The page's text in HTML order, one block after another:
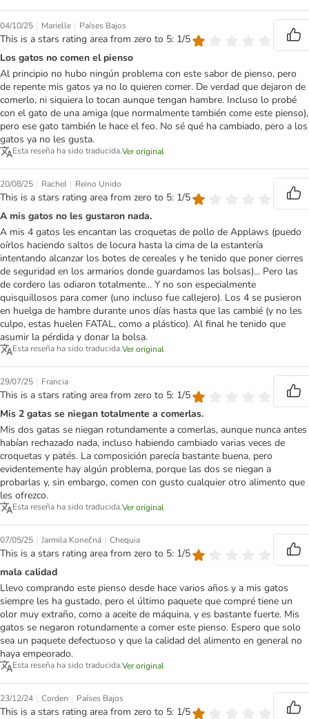
04/10/25 | Marielle | Países Bajos
This is a stars rating area from zero to 5: 1/5
Los gatos no comen el pienso
Al principio no hubo ningún problema con este sabor de pienso, pero
de repente mis gatos ya no lo quieren comer. De verdad que dejaron de
comerlo, ni siquiera lo tocan aunque tengan hambre. Incluso lo probé
con el gato de una amiga (que normalmente también come este pienso),
pero ese gato también le hace el feo. No sé qué ha cambiado, pero a los
gatos ya no les gusta.
Esta reseña ha sido traducida.Ver original
20/08/25 | Rachel | Reino Unido
This is a stars rating area from zero to 5: 1/5
A mis gatos no les gustaron nada.
A mis 4 gatos les encantan las croquetas de pollo de Applaws (puedo
oírlos haciendo saltos de locura hasta la cima de la estantería
intentando alcanzar los botes de cereales y he tenido que poner cierres
de seguridad en los armarios donde guardamos las bolsas)... Pero las
de cordero las odiaron totalmente... Y no son especialmente
quisquillosos para comer (uno incluso fue callejero). Los 4 se pusieron
en huelga de hambre durante unos días hasta que las cambié (y no les
culpo, estas huelen FATAL, como a plástico). Al final he tenido que
asumir la pérdida y donar la bolsa.
Esta reseña ha sido traducida.Ver original
29/07/25 | Francia
This is a stars rating area from zero to 5: 1/5
Mis 2 gatas se niegan totalmente a comerlas.
Mis dos gatas se niegan rotundamente a comerlas, aunque nunca antes
habían rechazado nada, incluso habiendo cambiado varias veces de
croquetas y patés. La composición parecía bastante buena, pero
evidentemente hay algún problema, porque las dos se niegan a
probarlas y, sin embargo, comen con gusto cualquier otro alimento que
les ofrezco.
Esta reseña ha sido traducida.Ver original
07/05/25 | Jarmila Konečná | Chequia
This is a stars rating area from zero to 5: 1/5
mala calidad
Llevo comprando este pienso desde hace varios años y a mis gatos
siempre les ha gustado, pero el último paquete que compré tiene un
olor muy extraño, como a aceite de máquina, y es bastante fuerte. Mis
gatos se negaron rotundamente a comer este pienso. Espero que solo
sea un paquete defectuoso y que la calidad del alimento en general no
haya empeorado.
Esta reseña ha sido traducida.Ver original
23/12/24 | Corden | Países Bajos
This is a stars rating area from zero to 5: 1/5